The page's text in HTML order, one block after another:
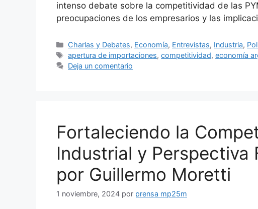
intenso debate sobre la competitividad de las
preocupaciones de los empresarios y las
Charlas y Debates, Economía, Entrevistas, Industria,
apertura de importaciones,competitividad,economía
Deja un comentario
Fortaleciendo la
Industrial y Perspectiva
por Guillermo Moretti
1 noviembre, 2024 por prensa mp25m